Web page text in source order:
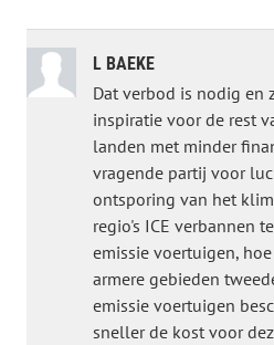
L BAEKE
Dat verbod is nodig en
inspiratie voor de rest
landen met minder
vragende partij voor
ontsporing van het
regio's ICE verbannen
emissie voertuigen,
armere gebieden
emissie voertuigen
sneller de kost voor